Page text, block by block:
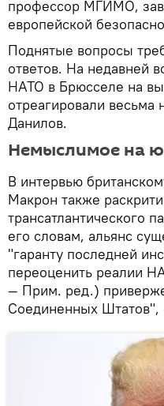
профессор МГИМО,
европейской
Поднятые вопросы
ответов. На недавней
НАТО в Брюсселе на
отреагировали весьма
Данилов.
Немыслимое на
В интервью
Макрон также
трансатлантического
его словам, альянс
"гаранту последней
переоценить реалии
— Прим. ред.)
Соединенных Штатов",